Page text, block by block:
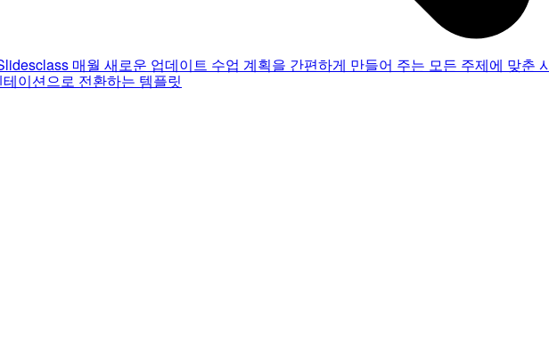
매월 새로운 업데이트 수업 계획을 간편하게 만들어 주는 모든 주제에 맞춘
이션으로 전환하는 템플릿